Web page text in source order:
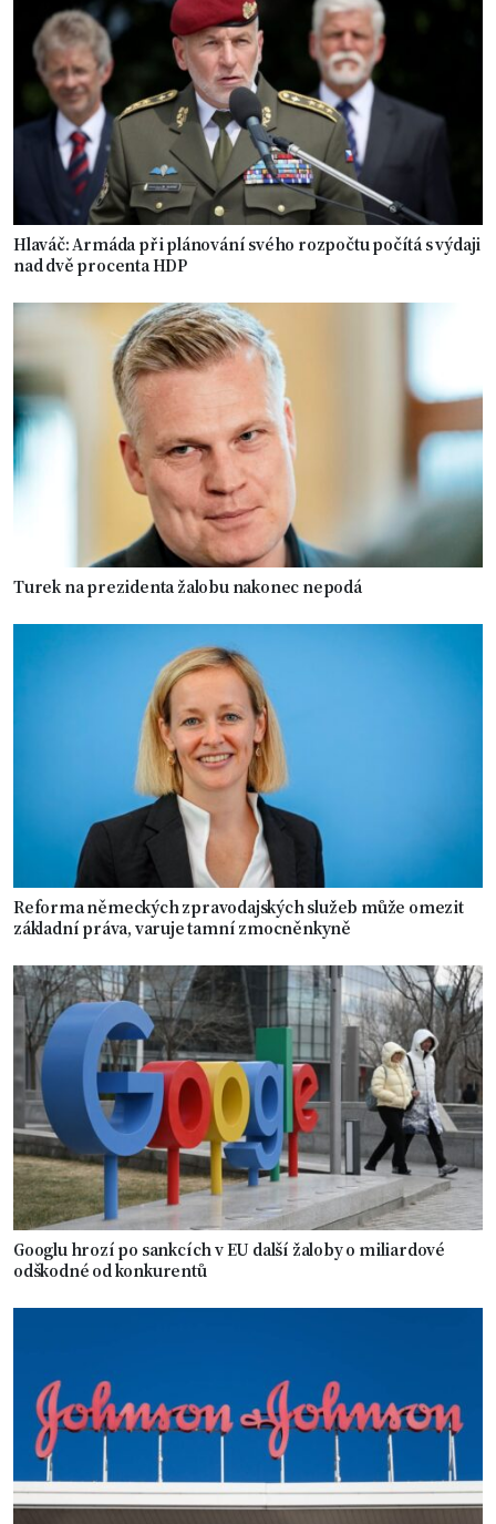
Hlaváč: Armáda při plánování svého rozpočtu počítá s výdaji
nad dvě procenta HDP
Turek na prezidenta žalobu nakonec nepodá
Reforma německých zpravodajských služeb může omezit
základní práva, varuje tamní zmocněnkyně
Googlu hrozí po sankcích v EU další žaloby o miliardové
odškodné od konkurentů